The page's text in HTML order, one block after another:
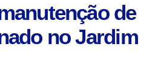
de
no Jardim